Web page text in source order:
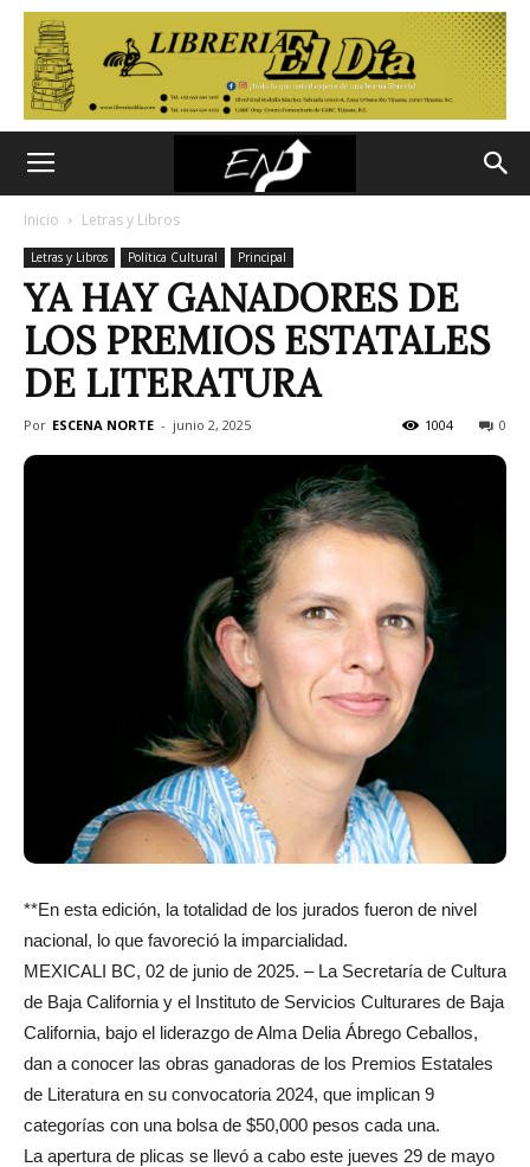
Inicio Letras y Libros
Letras y Libros Política Cultural Principal
YA HAY GANADORES DE
LOS PREMIOS ESTATALES
DE LITERATURA
Por ESCENA NORTE - junio 2, 2025 0
1004
**En esta edición, la totalidad de los jurados fueron de nivel
nacional, lo que favoreció la imparcialidad.
MEXICALI BC, 02 de junio de 2025. – La Secretaría de Cultura
de Baja California y el Instituto de Servicios Culturares de Baja
California, bajo el liderazgo de Alma Delia Ábrego Ceballos,
dan a conocer las obras ganadoras de los Premios Estatales
de Literatura en su convocatoria 2024, que implican 9
categorías con una bolsa de $50,000 pesos cada una.
La apertura de plicas se llevó a cabo este jueves 29 de mayo